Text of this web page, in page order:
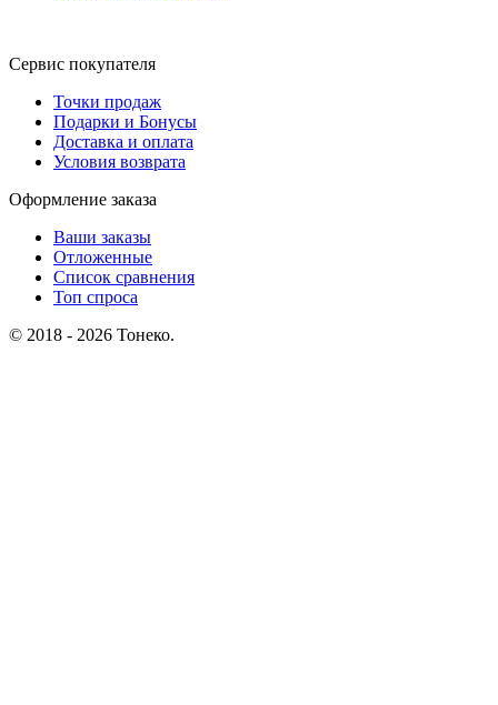
Сервис покупателя
Точки продаж
Подарки и Бонусы
Доставка и оплата
Условия возврата
Оформление заказа
Ваши заказы
Отложенные
Список сравнения
Топ спроса
© 2018 - 2026 Тонеко.